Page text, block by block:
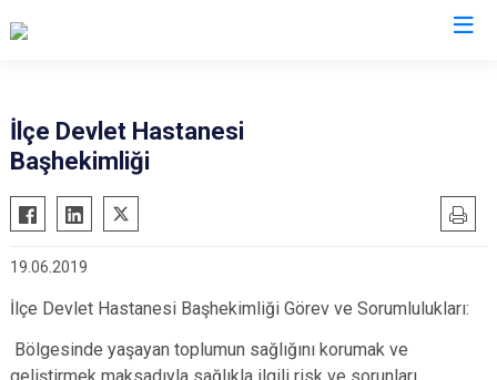
Bozdoğan
Buharkent
Didim
Germencik
İncirliova
Söke
Sultanhisar
İlçe Devlet Hastanesi
Başhekimliği
19.06.2019
İlçe Devlet Hastanesi Başhekimliği Görev ve Sorumlulukları:
Bölgesinde yaşayan toplumun sağlığını korumak ve